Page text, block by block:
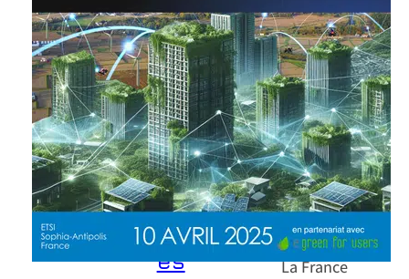
citoyen
s: face
aux
dépôts
sauvag
es des
solution
s
concrèt
es
ances
de
crues et
inondati
ons
avec la
VIGICAM
©
La France